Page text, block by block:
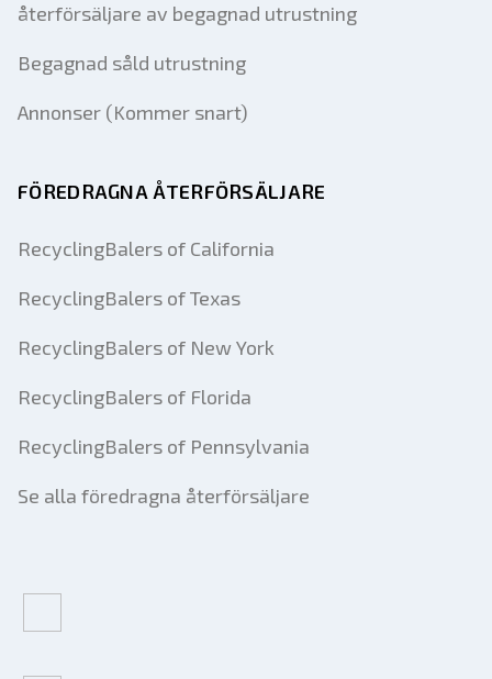
återförsäljare av begagnad utrustning
Begagnad såld utrustning
Annonser (Kommer snart)
FÖREDRAGNA ÅTERFÖRSÄLJARE
RecyclingBalers of California
RecyclingBalers of Texas
RecyclingBalers of New York
RecyclingBalers of Florida
RecyclingBalers of Pennsylvania
Se alla föredragna återförsäljare